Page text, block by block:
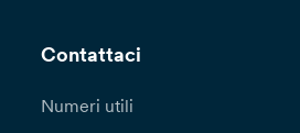
Contattaci
Numeri utili